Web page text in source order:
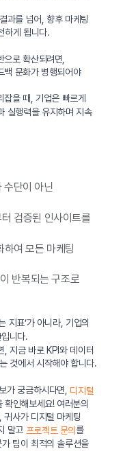
과를 넘어, 향후 마케팅
하게 됩니다.
으로 확산되려면,
백 문화가 병행되어야
을 때, 기업은 빠르게
실행력을 유지하며 지속
단이 아닌
검증된 인사이트를
여 모든 마케팅
반복되는 구조로
지표’가 아니라, 기업의
입니다.
, 지금 바로 KPI와 데이터
것에서 시작해야 합니다.
가 궁금하시다면, 디지털
확인해보세요! 여러분의
귀사가 디지털 마케팅
말고 프로젝트 문의 를
팀이 최적의 솔루션을